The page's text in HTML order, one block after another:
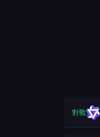
對戰